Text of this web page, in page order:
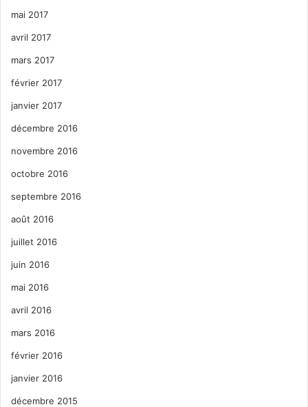
mai 2017
avril 2017
mars 2017
février 2017
janvier 2017
décembre 2016
novembre 2016
octobre 2016
septembre 2016
août 2016
juillet 2016
juin 2016
mai 2016
avril 2016
mars 2016
février 2016
janvier 2016
décembre 2015